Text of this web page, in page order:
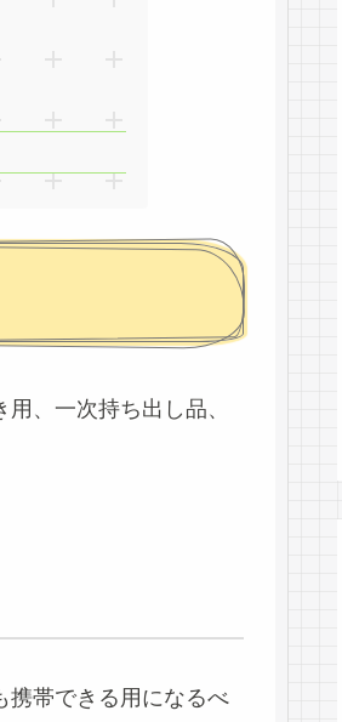
、一次持ち出し品、
携帯できる用になるべ